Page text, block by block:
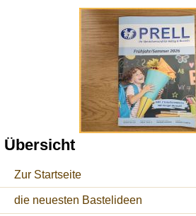
Übersicht
Zur Startseite
die neuesten Bastelideen